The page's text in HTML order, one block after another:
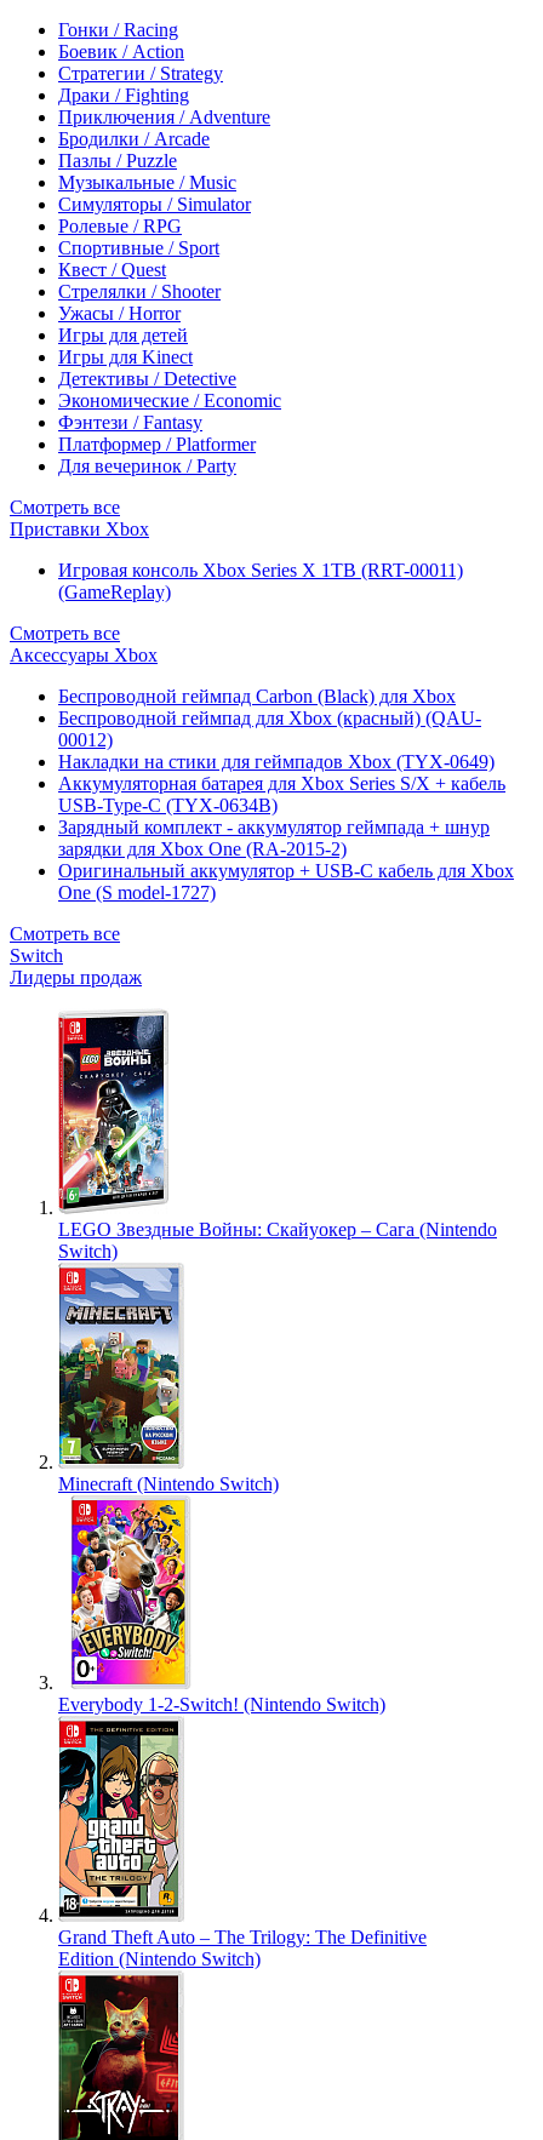
Гонки / Racing
Боевик / Action
Стратегии / Strategy
Драки / Fighting
Приключения / Adventure
Бродилки / Arcade
Пазлы / Puzzle
Музыкальные / Music
Симуляторы / Simulator
Ролевые / RPG
Спортивные / Sport
Квест / Quest
Стрелялки / Shooter
Ужасы / Horror
Игры для детей
Игры для Kinect
Детективы / Detective
Экономические / Economic
Фэнтези / Fantasy
Платформер / Platformer
Для вечеринок / Party
Смотреть все
Приставки Xbox
Игровая консоль Xbox Series X 1TB (RRT-00011)
(GameReplay)
Смотреть все
Аксессуары Xbox
Беспроводной геймпад Carbon (Black) для Xbox
Беспроводной геймпад для Xbox (красный) (QAU-
00012)
Накладки на стики для геймпадов Xbox (TYX-0649)
Аккумуляторная батарея для Xbox Series S/X + кабель
USB-Type-C (TYX-0634B)
Зарядный комплект - аккумулятор геймпада + шнур
зарядки для Xbox One (RA-2015-2)
Оригинальный аккумулятор + USB-C кабель для Xbox
One (S model-1727)
Смотреть все
Switch
Лидеры продаж
LEGO Звездные Войны: Скайуокер – Сага (Nintendo
Switch)
Minecraft (Nintendo Switch)
Everybody 1-2-Switch! (Nintendo Switch)
Grand Theft Auto – The Trilogy: The Definitive
Edition (Nintendo Switch)